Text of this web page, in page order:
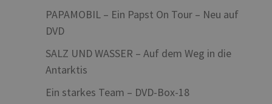
PAPAMOBIL – Ein Papst On Tour – Neu auf
DVD
SALZ UND WASSER – Auf dem Weg in die
Antarktis
Ein starkes Team – DVD-Box-18